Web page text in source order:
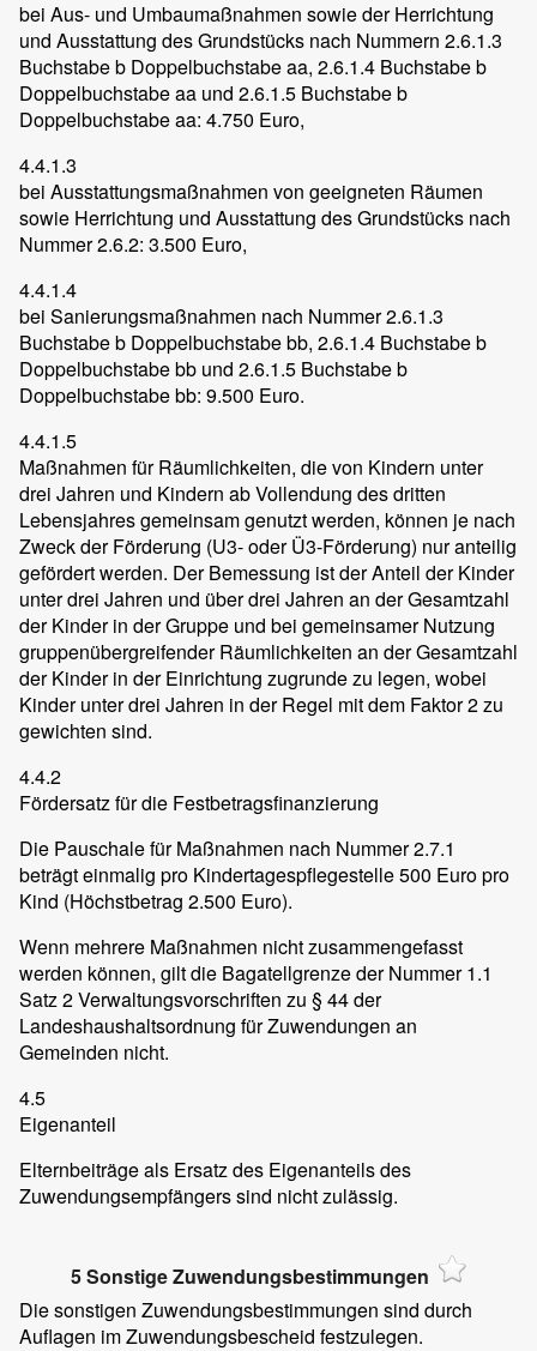
bei Aus- und Umbaumaßnahmen sowie der Herrichtung
und Ausstattung des Grundstücks nach Nummern 2.6.1.3
Buchstabe b Doppelbuchstabe aa, 2.6.1.4 Buchstabe b
Doppelbuchstabe aa und 2.6.1.5 Buchstabe b
Doppelbuchstabe aa: 4.750 Euro,
4.4.1.3
bei Ausstattungsmaßnahmen von geeigneten Räumen
sowie Herrichtung und Ausstattung des Grundstücks nach
Nummer 2.6.2: 3.500 Euro,
4.4.1.4
bei Sanierungsmaßnahmen nach Nummer 2.6.1.3
Buchstabe b Doppelbuchstabe bb, 2.6.1.4 Buchstabe b
Doppelbuchstabe bb und 2.6.1.5 Buchstabe b
Doppelbuchstabe bb: 9.500 Euro.
4.4.1.5
Maßnahmen für Räumlichkeiten, die von Kindern unter
drei Jahren und Kindern ab Vollendung des dritten
Lebensjahres gemeinsam genutzt werden, können je nach
Zweck der Förderung (U3- oder Ü3-Förderung) nur anteilig
gefördert werden. Der Bemessung ist der Anteil der Kinder
unter drei Jahren und über drei Jahren an der Gesamtzahl
der Kinder in der Gruppe und bei gemeinsamer Nutzung
gruppenübergreifender Räumlichkeiten an der Gesamtzahl
der Kinder in der Einrichtung zugrunde zu legen, wobei
Kinder unter drei Jahren in der Regel mit dem Faktor 2 zu
gewichten sind.
4.4.2
Fördersatz für die Festbetragsfinanzierung
Die Pauschale für Maßnahmen nach Nummer 2.7.1
beträgt einmalig pro Kindertagespflegestelle 500 Euro pro
Kind (Höchstbetrag 2.500 Euro).
Wenn mehrere Maßnahmen nicht zusammengefasst
werden können, gilt die Bagatellgrenze der Nummer 1.1
Satz 2 Verwaltungsvorschriften zu § 44 der
Landeshaushaltsordnung für Zuwendungen an
Gemeinden nicht.
4.5
Eigenanteil
Elternbeiträge als Ersatz des Eigenanteils des
Zuwendungsempfängers sind nicht zulässig.
5 Sonstige Zuwendungsbestimmungen
Die sonstigen Zuwendungsbestimmungen sind durch
Auflagen im Zuwendungsbescheid festzulegen.